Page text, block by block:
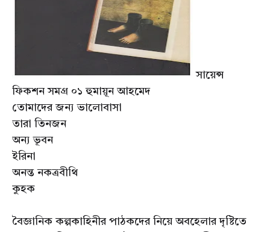
সায়েন্স
ফিকশন সমগ্র ০১ হুমায়ূন আহমেদ
তোমাদের জন্য ভালোবাসা
তারা তিনজন
অন্য ভূবন
ইরিনা
অনন্ত নকত্রবীথি
কুহক
বৈজ্ঞানিক কল্পকাহিনীর পাঠকদের নিয়ে অবহেলার দৃষ্টিতে